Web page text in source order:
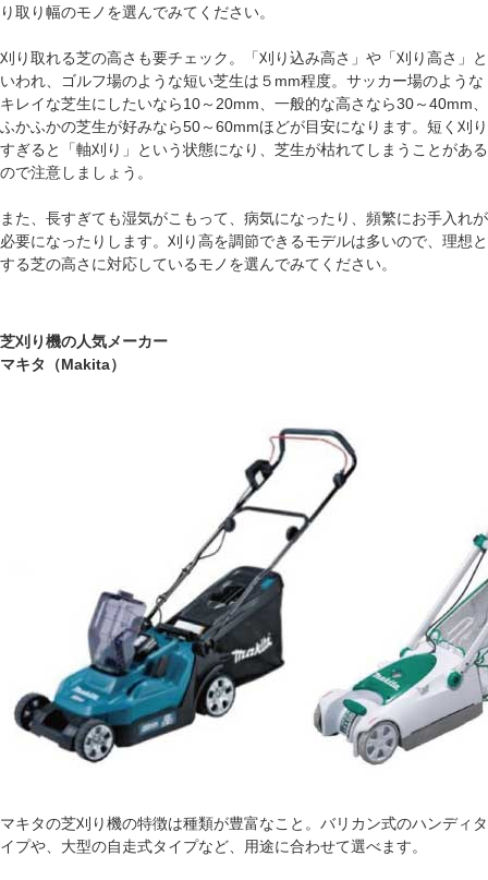
り取り幅のモノを選んでみてください。
刈り取れる芝の高さも要チェック。「刈り込み高さ」や「刈り高さ」と
いわれ、ゴルフ場のような短い芝生は５mm程度。サッカー場のような
キレイな芝生にしたいなら10～20mm、一般的な高さなら30～40mm、
ふかふかの芝生が好みなら50～60mmほどが目安になります。短く刈り
すぎると「軸刈り」という状態になり、芝生が枯れてしまうことがある
ので注意しましょう。
また、長すぎても湿気がこもって、病気になったり、頻繁にお手入れが
必要になったりします。刈り高を調節できるモデルは多いので、理想と
する芝の高さに対応しているモノを選んでみてください。
芝刈り機の人気メーカー
マキタ（Makita）
マキタの芝刈り機の特徴は種類が豊富なこと。バリカン式のハンディタ
イプや、大型の自走式タイプなど、用途に合わせて選べます。